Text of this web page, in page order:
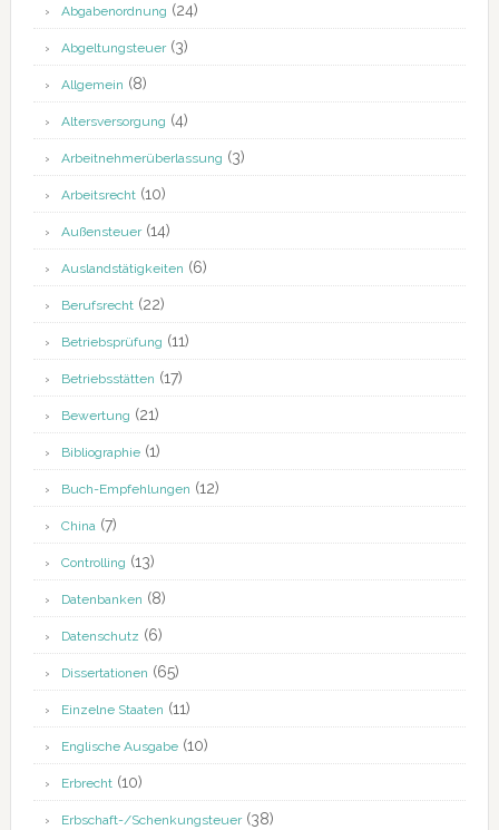
Abgabenordnung (24)
Abgeltungsteuer(3)
Allgemein (8)
Altersversorgung (4)
Arbeitnehmerüberlassung (3)
Arbeitsrecht(10)
Außensteuer(14)
Auslandstätigkeiten (6)
Berufsrecht(22)
Betriebsprüfung (11)
Betriebsstätten (17)
Bewertung (21)
Bibliographie(1)
Buch-Empfehlungen (12)
China(7)
Controlling (13)
Datenbanken (8)
Datenschutz (6)
Dissertationen (65)
Einzelne Staaten (11)
Englische Ausgabe(10)
Erbrecht(10)
Erbschaft-/Schenkungsteuer(38)